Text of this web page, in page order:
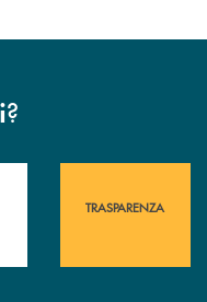
?
filiali&nbsp; di Banca
assistenza immediata?
TRASPARENZA